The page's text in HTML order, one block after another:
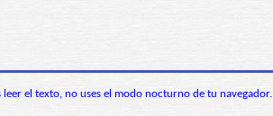
leer el texto, no uses el modo nocturno de tu navegador.